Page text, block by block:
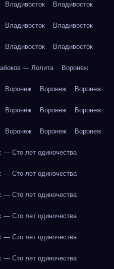
Владивосток Владивосток
Владивосток Владивосток
Владивосток Владивосток
— Лолита Воронеж
Воронеж Воронеж Воронеж
Воронеж Воронеж Воронеж
Воронеж Воронеж Воронеж
— Сто лет одиночества
— Сто лет одиночества
— Сто лет одиночества
— Сто лет одиночества
— Сто лет одиночества
— Сто лет одиночества